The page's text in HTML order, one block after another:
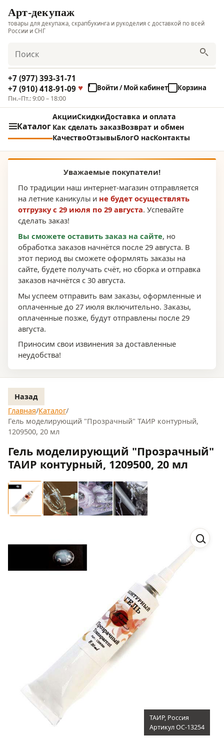
Арт-декупаж
товары для декупажа, скрапбукинга и рукоделия с доставкой по всей
России и СНГ
+7 (977) 393-31-71
+7 (910) 418-91-09
Пн.–Пт.: 9:00 – 18:00
Войти / Мой кабинет Корзина
Каталог
АкцииСкидкиДоставка и оплата
Как сделать заказВозврат и обмен
КачествоОтзывыБлогО насКонтакты
Уважаемые покупатели!
По традиции наш интернет-магазин отправляется
на летние каникулы и не будет осуществлять
отгрузку с 29 июля по 29 августа. Успевайте
сделать заказ!
Вы сможете оставить заказ на сайте, но
обработка заказов начнётся после 29 августа. В
этот период вы сможете оформлять заказы на
сайте, будете получать счёт, но сборка и отправка
заказов начнётся с 30 августа.
Мы успеем отправить вам заказы, оформленные и
оплаченные до 27 июля включительно. Заказы,
оплаченные позже, будут отправлены после 29
августа.
Приносим свои извинения за доставленные
неудобства!
Назад
Главная/Каталог/
Гель моделирующий "Прозрачный" ТАИР контурный,
1209500, 20 мл
Гель моделирующий "Прозрачный"
ТАИР контурный, 1209500, 20 мл
ТАИР, Россия
Артикул OC-13254